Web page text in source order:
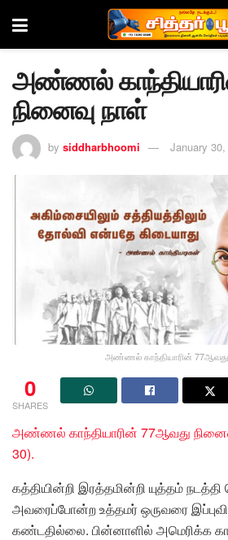
அண்ணல்
நினைவு நாள்
by siddharbhoomi January
அண்ணல் காந்தியாரின் 77ஆவது
0
SHARES
அண்ணல் காந்தியாரின் 77ஆவது
30).
கத்தியின்றி இரத்தமின்றி யுத்தம்
அவரைப்போன்ற உத்தமர் ஒருவரை
கண்டதில்லை. பின்னாளில் அமெரிக்க